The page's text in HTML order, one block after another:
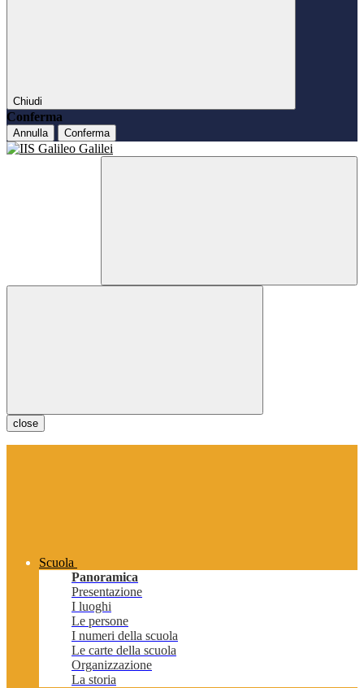
Chiudi
Conferma
Annulla Conferma
close
Scuola
Panoramica
Presentazione
I luoghi
Le persone
I numeri della scuola
Le carte della scuola
Organizzazione
La storia